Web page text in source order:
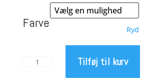
404,00 kr.
Farve Ryd
FramesAndGear
Tilføj til kurv